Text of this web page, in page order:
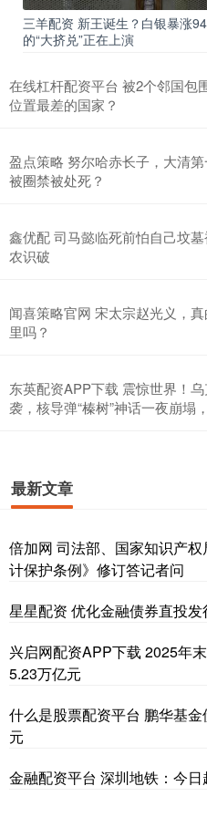
三羊配资 新王诞生？白银暴涨
的“大挤兑”正在上演
在线杠杆配资平台 被2个邻国包
位置最差的国家？
盈点策略 努尔哈赤长子，大清
被圈禁被处死？
鑫优配 司马懿临死前怕自己坟
农识破
闻喜策略官网 宋太宗赵光义，
里吗？
东英配资APP下载 震惊世界！
袭，核导弹“榛树”神话一夜崩塌
最新文章
倍加网 司法部、国家知识产
计保护条例》修订答记者问
星星配资 优化金融债券直投
兴启网配资APP下载 2025年
5.23万亿元
什么是股票配资平台 鹏华基
元
金融配资平台 深圳地铁：今